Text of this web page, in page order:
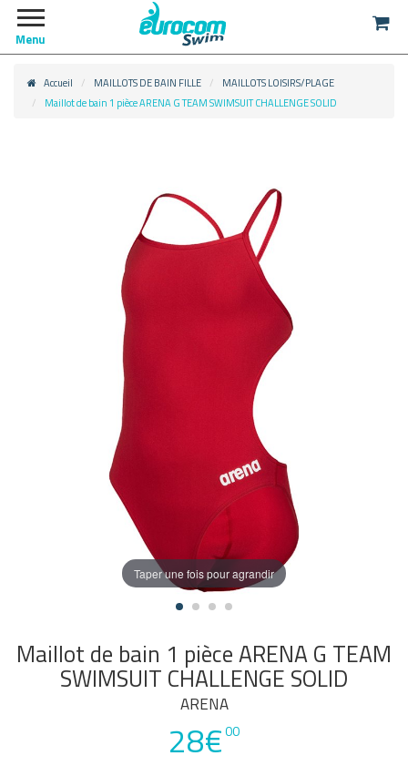
Menu
Accueil MAILLOTS DE BAIN FILLE
MAILLOTS LOISIRS/PLAGE
Maillot de bain 1 pièce ARENA G TEAM SWIMSUIT CHALLENGE SOLID
Taper une fois pour agrandir
Maillot de bain 1 pièce ARENA G TEAM
SWIMSUIT CHALLENGE SOLID
ARENA
28€00